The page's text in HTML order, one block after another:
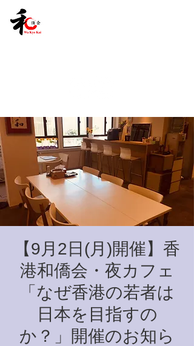
【9月2日(月)開催】香
港和僑会・夜カフェ
「なぜ香港の若者は
日本を目指すの
か？」開催のお知ら